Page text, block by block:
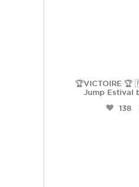
🏆VICTOIRE
Jump Estival
138